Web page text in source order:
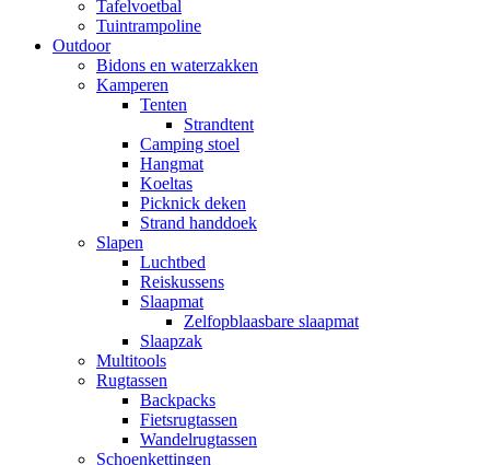
Tafelvoetbal
Tuintrampoline
Outdoor
Bidons en waterzakken
Kamperen
Tenten
Strandtent
Camping stoel
Hangmat
Koeltas
Picknick deken
Strand handdoek
Slapen
Luchtbed
Reiskussens
Slaapmat
Zelfopblaasbare slaapmat
Slaapzak
Multitools
Rugtassen
Backpacks
Fietsrugtassen
Wandelrugtassen
Schoenkettingen